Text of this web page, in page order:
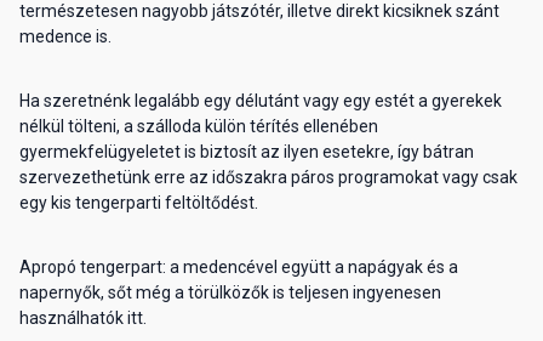
természetesen nagyobb játszótér, illetve direkt kicsiknek szánt
medence is.
Ha szeretnénk legalább egy délutánt vagy egy estét a gyerekek
nélkül tölteni, a szálloda külön térítés ellenében
gyermekfelügyeletet is biztosít az ilyen esetekre, így bátran
szervezethetünk erre az időszakra páros programokat vagy csak
egy kis tengerparti feltöltődést.
Apropó tengerpart: a medencével együtt a napágyak és a
napernyők, sőt még a törülközők is teljesen ingyenesen
használhatók itt.